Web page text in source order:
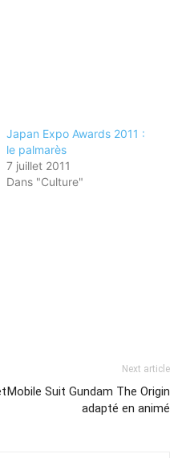
Japan Expo Awards 2011 :
le palmarès
7 juillet 2011
Dans "Culture"
Next article
Mobile Suit Gundam The Origin
adapté en animé